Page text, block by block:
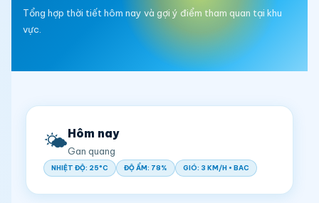
Tổng hợp thời tiết hôm nay và gợi ý điểm tham quan tại khu
vực.
🌤️Hôm nay
Gan quang
NHIỆT ĐỘ: 25°C ĐỘ ẨM: 78% GIÓ: 3 KM/H • BAC